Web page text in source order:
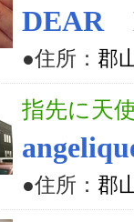
DEAR
●住所： 郡
指先に天
●住所： 郡